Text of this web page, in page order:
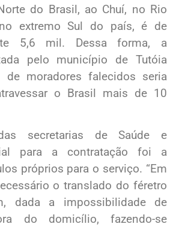
do Brasil, ao Chuí, no Rio
extremo Sul do país, é de
5,6 mil. Dessa forma, a
pelo município de Tutóia
de moradores falecidos seria
o Brasil mais de 10
secretarias de Saúde e
para a contratação foi a
próprios para o serviço. “Em
o translado do féretro
dada a impossibilidade de
do domicílio, fazendo-se